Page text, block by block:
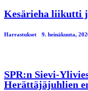
Kesärieha liikutti
Harrastukset 9. heinäkuuta,
SPR:n Sievi-
Herättäjäjuhlien